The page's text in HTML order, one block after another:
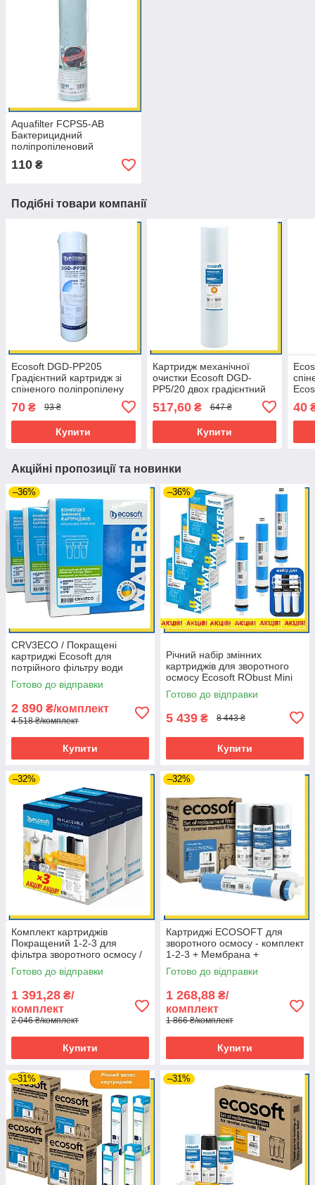
Aquafilter FCPS5-AB
Бактерицидний
поліпропіленовий
110 ₴
Подібні товари компанії
Ecosoft DGD-PP205
Градієнтний картридж зі
спіненого поліпропілену
(CPV2510205ECO)
70 ₴ 93 ₴
Купити
Картридж механічної
очистки Ecosoft DGD-
PP5/20 двох градієнтний
CPV4520205ECO
517,60₴ 647 ₴
Купити
40
Акційні пропозиції та новинки
–36%
CRV3ECO / Покращені
картриджі Ecosoft для
потрійного фільтру води
(набір: 3 комплекти)
Готово до відправки
2 890 ₴/комплект
4 518 ₴/комплект
Купити
–36%
Річний набір змінних
картриджів для зворотного
осмосу Ecosoft RObust Mini
ROBUST1000STD
Готово до відправки
5 439 ₴ 8 443 ₴
Купити
–32%
Комплект картриджів
Покращений 1-2-3 для
фільтра зворотного осмосу /
CHV3ECO (3 комплекти)
Готово до відправки
1 391,28 ₴/
комплект
2 046 ₴/комплект
Купити
–32%
Картриджі ECOSOFT для
зворотного осмосу - комплект
1-2-3 + Мембрана +
Постфільтр
Готово до відправки
1 268,88 ₴/
комплект
1 866 ₴/комплект
Купити
–31% –31%